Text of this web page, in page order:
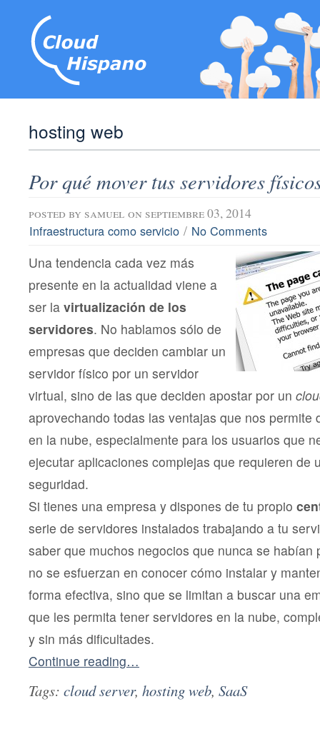
hosting web
Por qué mover tus servidores
posted by samuel on septiembre 03, 2014
Infraestructura como servicio / No Comments
Una tendencia cada vez más
presente en la actualidad viene a
ser la virtualización de los
servidores. No hablamos sólo de
empresas que deciden cambiar un
servidor físico por un servidor
virtual, sino de las que deciden apostar por un
aprovechando todas las ventajas que nos permite
en la nube, especialmente para los usuarios que
ejecutar aplicaciones complejas que requieren de
seguridad.
Si tienes una empresa y dispones de tu propio
serie de servidores instalados trabajando a tu
saber que muchos negocios que nunca se habían
no se esfuerzan en conocer cómo instalar y
forma efectiva, sino que se limitan a buscar una
que les permita tener servidores en la nube,
y sin más dificultades.
Continue reading…
Tags: cloud server, hosting web, SaaS